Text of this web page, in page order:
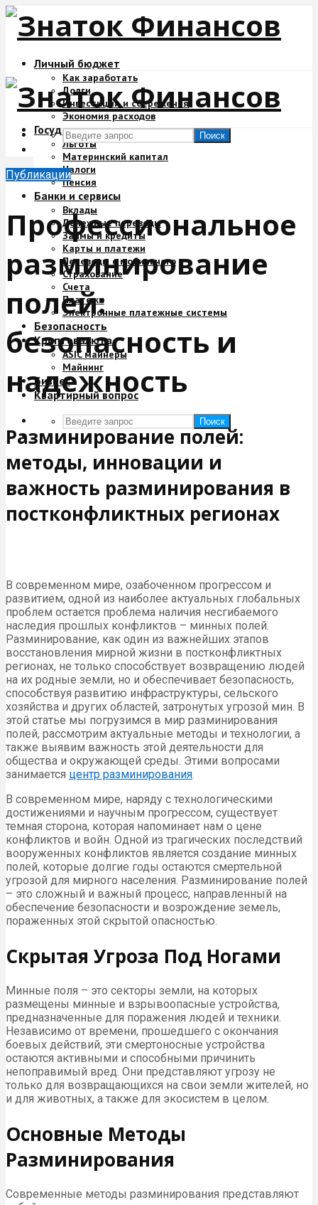
Личный бюджет
Как заработать
Долги
Инвестиции и сбережения
Экономия расходов
Государство и деньги
Льготы
Материнский капитал
Налоги
Пенсия
Банки и сервисы
Вклады
Денежные переводы
Займы и кредиты
Карты и платежи
Переводы с мобильного
Страхование
Счета
Платежи
Электронные платежные системы
Безопасность
Криптовалюта
ASIC майнеры
Майнинг
Бизнес
Квартирный вопрос
Поиск
Поиск
Публикации
Профессиональное
разминирование
полей:
безопасность и
надежность
Разминирование полей:
методы, инновации и
важность разминирования в
постконфликтных регионах
В современном мире, озабоченном прогрессом и
развитием, одной из наиболее актуальных глобальных
проблем остается проблема наличия несгибаемого
наследия прошлых конфликтов – минных полей.
Разминирование, как один из важнейших этапов
восстановления мирной жизни в постконфликтных
регионах, не только способствует возвращению людей
на их родные земли, но и обеспечивает безопасность,
способствуя развитию инфраструктуры, сельского
хозяйства и других областей, затронутых угрозой мин. В
этой статье мы погрузимся в мир разминирования
полей, рассмотрим актуальные методы и технологии, а
также выявим важность этой деятельности для
общества и окружающей среды. Этими вопросами
занимается центр разминирования.
В современном мире, наряду с технологическими
достижениями и научным прогрессом, существует
темная сторона, которая напоминает нам о цене
конфликтов и войн. Одной из трагических последствий
вооруженных конфликтов является создание минных
полей, которые долгие годы остаются смертельной
угрозой для мирного населения. Разминирование полей
– это сложный и важный процесс, направленный на
обеспечение безопасности и возрождение земель,
пораженных этой скрытой опасностью.
Скрытая Угроза Под Ногами
Минные поля – это секторы земли, на которых
размещены минные и взрывоопасные устройства,
предназначенные для поражения людей и техники.
Независимо от времени, прошедшего с окончания
боевых действий, эти смертоносные устройства
остаются активными и способными причинить
непоправимый вред. Они представляют угрозу не
только для возвращающихся на свои земли жителей, но
и для животных, а также для экосистем в целом.
Основные Методы
Разминирования
Современные методы разминирования представляют